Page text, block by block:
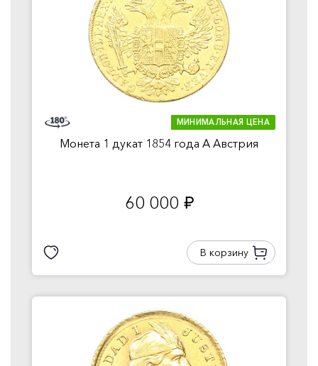
МИНИМАЛЬНАЯ ЦЕНА
Монета 1 дукат 1854 года A Австрия
60 000 руб.
В корзину